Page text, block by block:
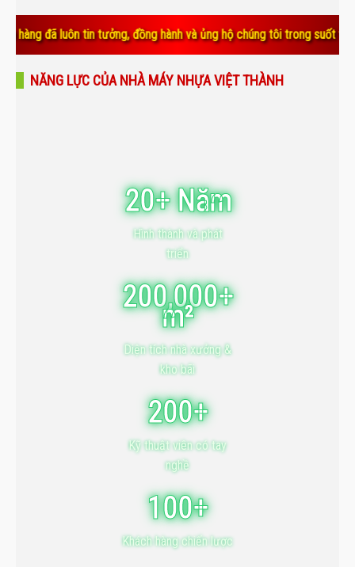
đồng hành và ủng hộ chúng tôi trong suốt thời gian qua. Sự
NĂNG LỰC CỦA NHÀ MÁY NHỰA VIỆT THÀNH
20+ Năm
Hình thành và phát
triển
200,000+
m²
Diện tích nhà xưởng &
kho bãi
200+
Kỹ thuật viên có tay
nghề
100+
Khách hàng chiến lược